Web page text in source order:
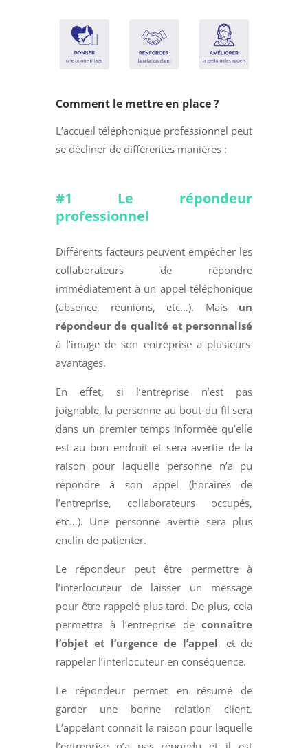
Comment le mettre en place ?
L’accueil téléphonique professionnel peut
se décliner de différentes manières :
#1 Le répondeur
professionnel
Différents facteurs peuvent empêcher les
collaborateurs de répondre
immédiatement à un appel téléphonique
(absence, réunions, etc…). Mais un
répondeur de qualité et personnalisé
à l’image de son entreprise a plusieurs
avantages.
En effet, si l’entreprise n’est pas
joignable, la personne au bout du fil sera
dans un premier temps informée qu’elle
est au bon endroit et sera avertie de la
raison pour laquelle personne n’a pu
répondre à son appel (horaires de
l’entreprise, collaborateurs occupés,
etc…). Une personne avertie sera plus
enclin de patienter.
Le répondeur peut être permettre à
l’interlocuteur de laisser un message
pour être rappelé plus tard. De plus, cela
permettra à l’entreprise deconnaître
l’objet et l’urgence de l’appel, et de
rappeler l’interlocuteur en conséquence.
Le répondeur permet en résumé de
garder une bonne relation client.
L’appelant connait la raison pour laquelle